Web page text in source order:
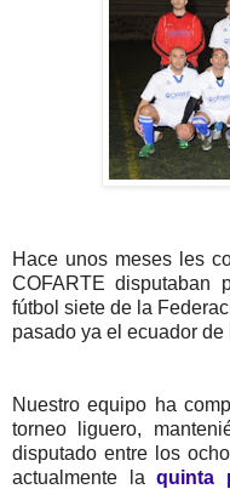
Hace unos meses les
COFARTE disputaban
fútbol siete de la
pasado ya el ecuador
Nuestro equipo ha
torneo liguero,
disputado entre los
actualmente laquinta